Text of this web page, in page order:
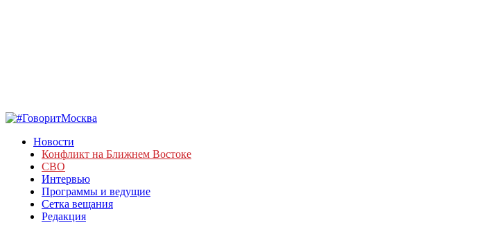
Новости
Конфликт на Ближнем Востоке
СВО
Интервью
Программы и ведущие
Сетка вещания
Редакция